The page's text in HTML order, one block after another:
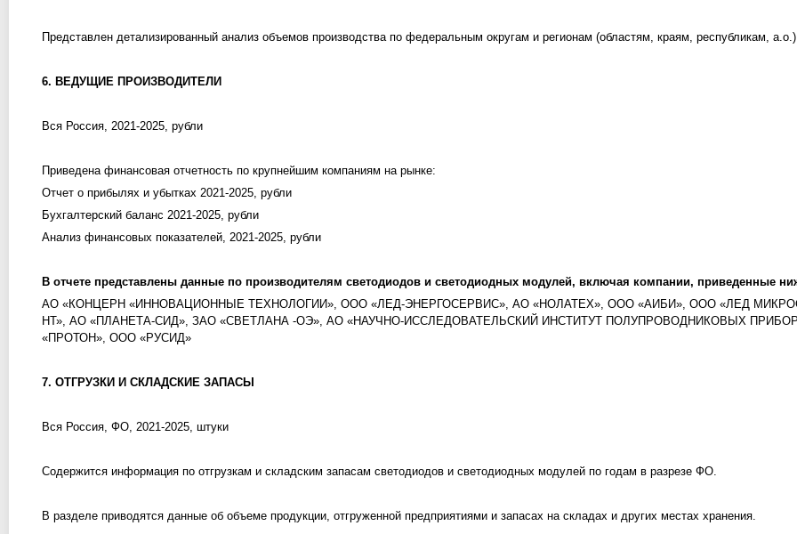
Представлен детализированный анализ объемов производства по федеральным округам и регионам (областям, краям, республикам,
6. ВЕДУЩИЕ ПРОИЗВОДИТЕЛИ
Вся Россия, 2021-2025, рубли
Приведена финансовая отчетность по крупнейшим компаниям на рынке:
Отчет о прибылях и убытках 2021-2025, рубли
Бухгалтерский баланс 2021-2025, рубли
Анализ финансовых показателей, 2021-2025, рубли
В отчете представлены данные по производителям светодиодов и светодиодных модулей, включая компании, приведенные
АО «КОНЦЕРН «ИННОВАЦИОННЫЕ ТЕХНОЛОГИИ», ООО «ЛЕД-ЭНЕРГОСЕРВИС», АО «НОЛАТЕХ», ООО «АИБИ», ООО «ЛЕД
НТ», АО «ПЛАНЕТА-СИД», ЗАО «СВЕТЛАНА -ОЭ», АО «НАУЧНО-ИССЛЕДОВАТЕЛЬСКИЙ ИНСТИТУТ ПОЛУПРОВОДНИКОВЫХ
«ПРОТОН», ООО «РУСИД»
7. ОТГРУЗКИ И СКЛАДСКИЕ ЗАПАСЫ
Вся Россия, ФО, 2021-2025, штуки
Содержится информация по отгрузкам и складским запасам светодиодов и светодиодных модулей по годам в разрезе ФО.
В разделе приводятся данные об объеме продукции, отгруженной предприятиями и запасах на складах и других местах хранения.